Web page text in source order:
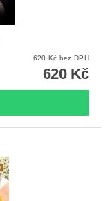
620 Kč bez DPH
620 Kč